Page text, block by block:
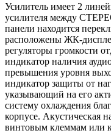
Усилитель имеет 2
усилителя между
панели находится
расположены ЖК-
регуляторы громкости
индикатор наличия
превышения уровня
индикатор защиты от
указывающий на его
систему охлаждения
корпусе. Акустическая
винтовым клеммам или